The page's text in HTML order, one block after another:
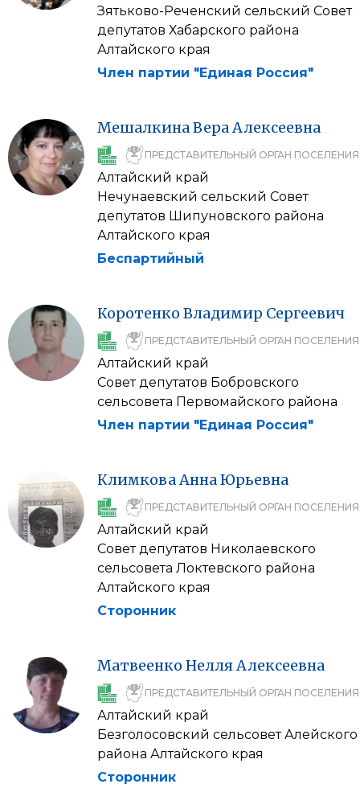
Зятьково-Реченский сельский Совет
депутатов Хабарского района
Алтайского края
Член партии "Единая Россия"
МешалкинаВераАлексеевна
ПРЕДСТАВИТЕЛЬНЫЙ ОРГАН ПОСЕЛЕНИЯ
Алтайский край
Нечунаевский сельский Совет
депутатов Шипуновского района
Алтайского края
Беспартийный
Коротенко Владимир Сергеевич
ПРЕДСТАВИТЕЛЬНЫЙ ОРГАН ПОСЕЛЕНИЯ
Алтайский край
Совет депутатов Бобровского
сельсовета Первомайского района
Член партии "Единая Россия"
КлимковаАннаЮрьевна
ПРЕДСТАВИТЕЛЬНЫЙ ОРГАН ПОСЕЛЕНИЯ
Алтайский край
Совет депутатов Николаевского
сельсовета Локтевского района
Алтайского края
Сторонник
Матвеенко НелляАлексеевна
ПРЕДСТАВИТЕЛЬНЫЙ ОРГАН ПОСЕЛЕНИЯ
Алтайский край
Безголосовский сельсовет Алейского
района Алтайского края
Сторонник